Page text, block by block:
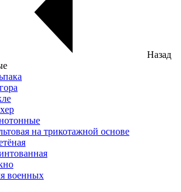
Назад
на трикотажной основе
военных